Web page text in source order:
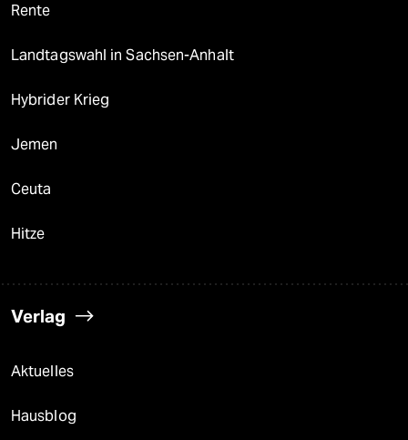
Rente
Landtagswahl in Sachsen-Anhalt
Hybrider Krieg
Jemen
Ceuta
Hitze
Verlag
Aktuelles
Hausblog